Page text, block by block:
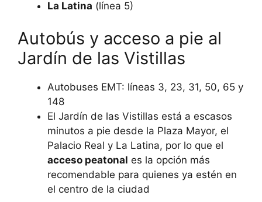
La Latina (línea 5)
Autobús y acceso a pie al
Jardín de las Vistillas
Autobuses EMT: líneas 3, 23, 31, 50, 65 y
148
El Jardín de las Vistillas está a escasos
minutos a pie desde la Plaza Mayor, el
Palacio Real y La Latina, por lo que el
acceso peatonal es la opción más
recomendable para quienes ya estén en
el centro de la ciudad